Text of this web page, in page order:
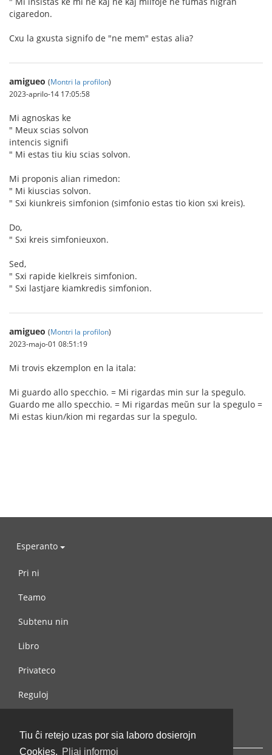
Tiu ĉi retejo uzas por sia laboro dosierojn
Cookies. Pliaj informoj
cigaredon.
Cxu la gxusta signifo de "ne mem" estas alia?
amigueo (Montri la profilon)
2023-aprilo-14 17:05:58
Mi agnoskas ke
" Meux scias solvon
intencis signifi
" Mi estas tiu kiu scias solvon.
Mi proponis alian rimedon:
" Mi kiuscias solvon.
" Sxi kiunkreis simfonion (simfonio estas tio kion sxi kreis).
Do,
" Sxi kreis simfonieuxon.
Sed,
" Sxi rapide kielkreis simfonion.
" Sxi lastjare kiamkredis simfonion.
amigueo (Montri la profilon)
2023-majo-01 08:51:19
Mi trovis ekzemplon en la itala:
Mi guardo allo specchio. = Mi rigardas min sur la spegulo.
Guardo me allo specchio. = Mi rigardas meŭn sur la spegulo =
Mi estas kiun/kion mi regardas sur la spegulo.
Esperanto
Pri ni
Teamo
Subtenu nin
Libro
Privateco
Reguloj